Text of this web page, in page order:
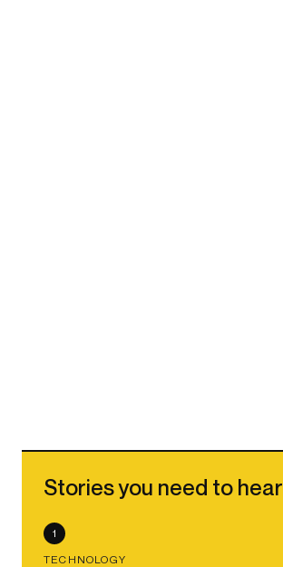
Stories you need to hear
1
TECHNOLOGY